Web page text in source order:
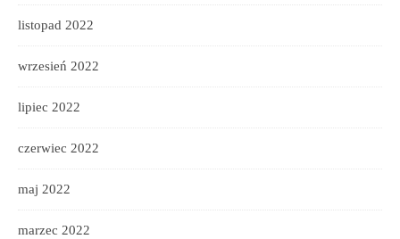
listopad 2022
wrzesień 2022
lipiec 2022
czerwiec 2022
maj 2022
marzec 2022